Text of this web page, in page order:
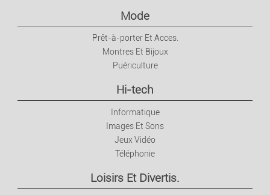
Mode
Prêt-à-porter Et Acces.
Montres Et Bijoux
Puériculture
Hi-tech
Informatique
Images Et Sons
Jeux Vidéo
Téléphonie
Loisirs Et Divertis.